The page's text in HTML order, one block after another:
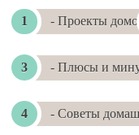
- Проекты
- Плюсы и
- Советы